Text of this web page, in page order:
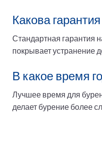
Какова
Стандартная гарантия
покрывает устранение
В какое время
Лучшее время для
делает бурение более